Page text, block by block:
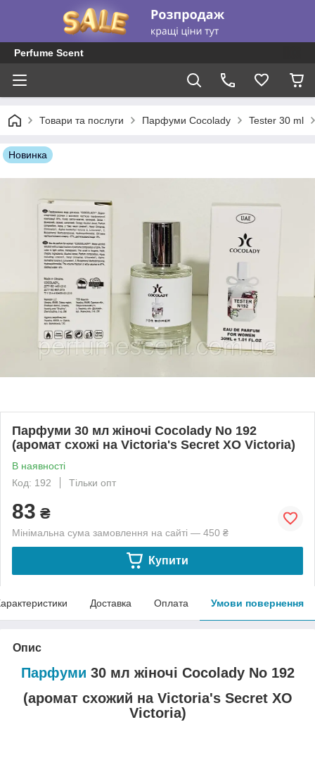
Perfume Scent
Товари та послуги Парфуми Cocolady Tester 30 ml
Новинка
Парфуми 30 мл жіночі Cocolady No 192
(аромат схожі на Victoria's Secret XO Victoria)
В наявності
Код: 192
Тільки опт
83 ₴
Мінімальна сума замовлення на сайті — 450 ₴
Купити
Доставка Оплата Умови повернення
Опис
Парфуми 30 мл жіночі Cocolady No 192
(аромат схожий на Victoria's Secret XO
Victoria)